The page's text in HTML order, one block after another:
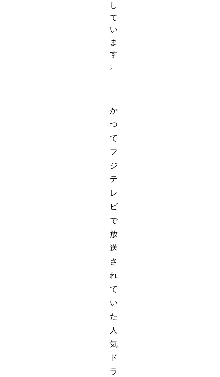
し
て
い
ま
す
。
か
つ
て
フ
ジ
テ
レ
ビ
で
放
送
さ
れ
て
い
た
人
気
ド
ラ